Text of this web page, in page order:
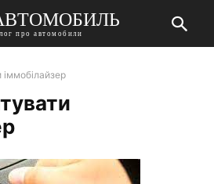
про автомобили
іммобілайзер